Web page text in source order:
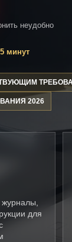
неудобно
минут
2026
для